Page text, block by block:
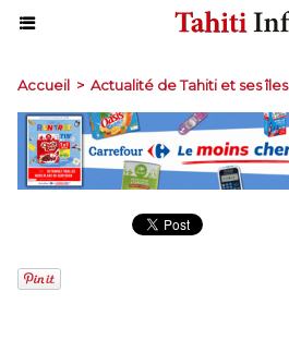
Accueil > Actualité de Tahiti et ses îles